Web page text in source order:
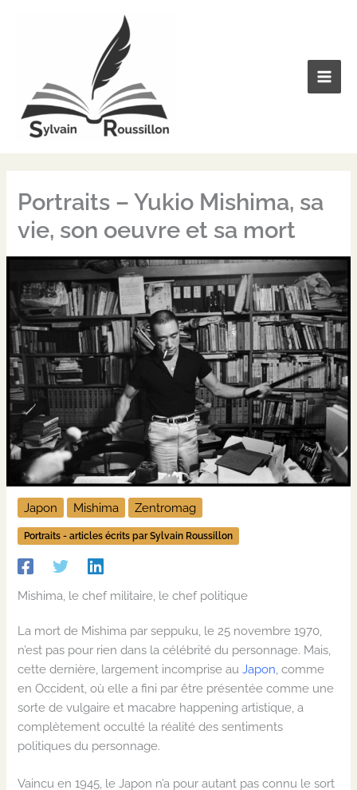
Portraits – Yukio Mishima, sa
vie, son oeuvre et sa mort
Japon Mishima Zentromag
Portraits - articles écrits par Sylvain Roussillon
Mishima, lechef militaire , le chefpolitique
La mortde Mishima par seppuku, le 25 novembre 1970,
n’est pas pour rien dans la célébrité du personnage. Mais,
cette dernière, largement incomprise auJapon comme
enOccident,où ellea fini par être présentée comme une
sorte de vulgaire et macabre happening artistique , a
complètementocculté la réalité des sentiments
politiques du personnage.
Vaincu en 1945 , leJapon n’a pour autant pas connu le sort